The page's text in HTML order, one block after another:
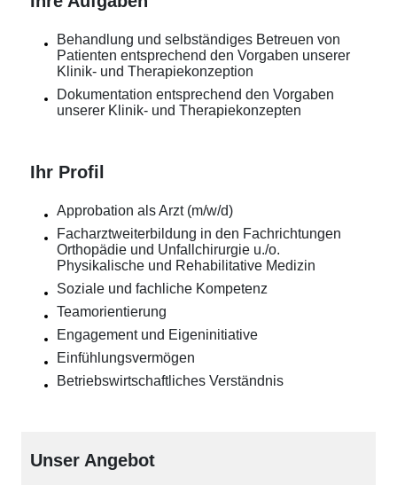
Behandlung und selbständiges Betreuen von
Patienten entsprechend den Vorgaben unserer
Klinik- und Therapiekonzeption
Dokumentation entsprechend den Vorgaben
unserer Klinik- und Therapiekonzepten
Ihr Profil
Approbation als Arzt (m/w/d)
Facharztweiterbildung in den Fachrichtungen
Orthopädie und Unfallchirurgie u./o.
Physikalische und Rehabilitative Medizin
Soziale und fachliche Kompetenz
Teamorientierung
Engagement und Eigeninitiative
Einfühlungsvermögen
Betriebswirtschaftliches Verständnis
Unser Angebot